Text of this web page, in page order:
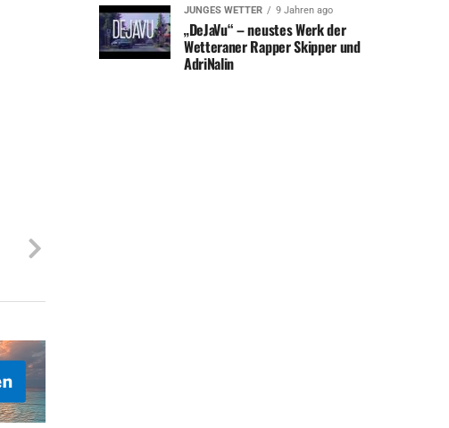
JUNGES WETTER 9 Jahren ago
„DeJaVu“ – neustes Werk der
Wetteraner Rapper Skipper und
AdriNalin